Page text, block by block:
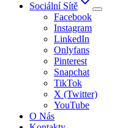
Sociální Sítě
Facebook
Instagram
LinkedIn
Onlyfans
Pinterest
Snapchat
TikTok
X (Twitter)
YouTube
O Nás